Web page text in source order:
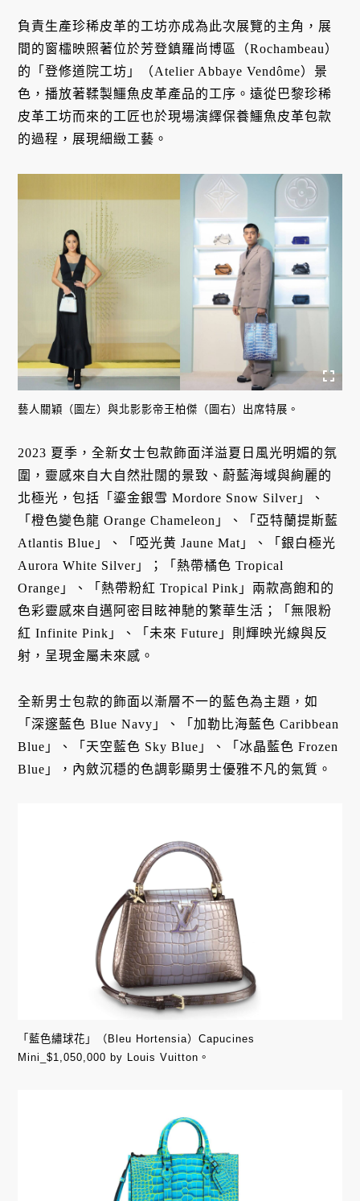
負責生產珍稀皮革的工坊亦成為此次展覽的主角，展
間的窗櫺映照著位於芳登鎮羅尚博區（Rochambeau）
的「登修道院工坊」（Atelier Abbaye Vendôme）景
色，播放著鞣製鱷魚皮革產品的工序。遠從巴黎珍稀
皮革工坊而來的工匠也於現場演繹保養鱷魚皮革包款
的過程，展現細緻工藝。
藝人關穎（圖左）與北影影帝王柏傑（圖右）出席特展。
2023 夏季，全新女士包款飾面洋溢夏日風光明媚的氛
圍，靈感來自大自然壯闊的景致、蔚藍海域與絢麗的
北極光，包括「鎏金銀雪 Mordore Snow Silver」、
「橙色變色龍 Orange Chameleon」、「亞特蘭提斯藍
Atlantis Blue」、「啞光黄 Jaune Mat」、「銀白極光
Aurora White Silver」；「熱帶橘色 Tropical
Orange」、「熱帶粉紅 Tropical Pink」兩款高飽和的
色彩靈感來自邁阿密目眩神馳的繁華生活；「無限粉
紅 Infinite Pink」、「未來 Future」則輝映光線與反
射，呈現金屬未來感。
全新男士包款的飾面以漸層不一的藍色為主題，如
「深邃藍色 Blue Navy」、「加勒比海藍色 Caribbean
Blue」、「天空藍色 Sky Blue」、「冰晶藍色 Frozen
Blue」，內斂沉穩的色調彰顯男士優雅不凡的氣質。
「藍色繡球花」（Bleu Hortensia）Capucines
Mini_$1,050,000 by Louis Vuitton。